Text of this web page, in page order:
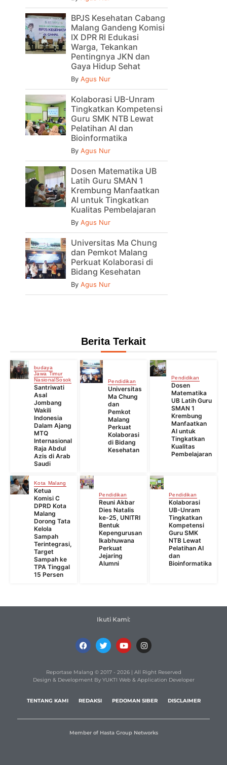
BPJS Kesehatan Cabang
Malang Gandeng Komisi
IX DPR RI Edukasi
Warga, Tekankan
Pentingnya JKN dan
Gaya Hidup Sehat
By Agus Nur
Kolaborasi UB-Unram
Tingkatkan Kompetensi
Guru SMK NTB Lewat
Pelatihan AI dan
Bioinformatika
By Agus Nur
Dosen Matematika UB
Latih Guru SMAN 1
Krembung Manfaatkan
AI untuk Tingkatkan
Kualitas Pembelajaran
By Agus Nur
Universitas Ma Chung
dan Pemkot Malang
Perkuat Kolaborasi di
Bidang Kesehatan
By Agus Nur
Berita Terkait
budaya
Jawa Timur
NasionalSosok
Santriwati
Asal
Jombang
Wakili
Indonesia
Dalam Ajang
MTQ
Internasional
Raja Abdul
Azis di Arab
Saudi
Pendidikan
Universitas
Ma Chung
dan
Pemkot
Malang
Perkuat
Kolaborasi
di Bidang
Kesehatan
Pendidikan
Dosen
Matematika
UB Latih Guru
SMAN 1
Krembung
Manfaatkan
AI untuk
Tingkatkan
Kualitas
Pembelajaran
Kota Malang
Ketua
Komisi C
DPRD Kota
Malang
Dorong Tata
Kelola
Sampah
Terintegrasi,
Target
Sampah ke
TPA Tinggal
15 Persen
Pendidikan
Reuni Akbar
Dies Natalis
ke-25, UNITRI
Bentuk
Kepengurusan
Ikabhuwana
Perkuat
Jejaring
Alumni
Pendidikan
Kolaborasi
UB-Unram
Tingkatkan
Kompetensi
Guru SMK
NTB Lewat
Pelatihan AI
dan
Bioinformatika
Ikuti Kami:
Reportase Malang © 2017 - 2026 | All Right Reserved
Design & Development By YUKTI Web & Application Developer
TENTANG KAMI REDAKSI PEDOMAN SIBER DISCLAIMER
Member of Hasta Group Networks